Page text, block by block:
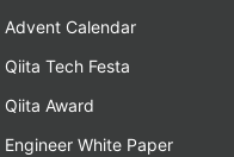
Advent Calendar
Qiita Tech Festa
Qiita Award
Engineer White Paper